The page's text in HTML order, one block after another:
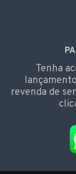
Tenha
revenda de